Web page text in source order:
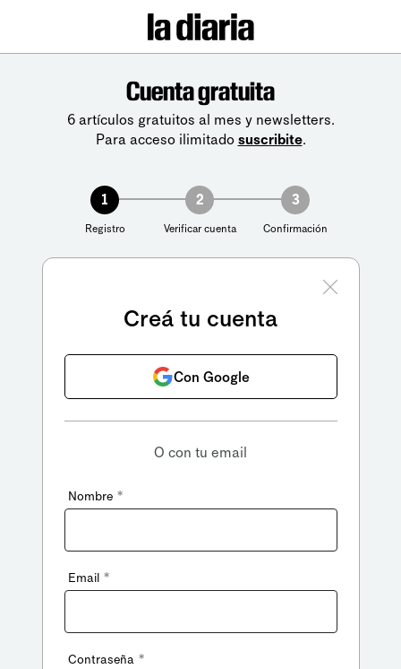
Cuenta gratuita
6 artículos gratuitos al mes y newsletters.
Para acceso ilimitado suscribite.
1
Registro
2
Verificar cuenta
3
Confirmación
Creá tu cuenta
Con Google
O con tu email
Nombre *
Email *
Contraseña *